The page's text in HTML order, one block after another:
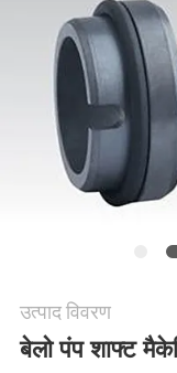
विनती
साइटमैप
उत्पाद विवरण
बेलो पंप शाफ्ट